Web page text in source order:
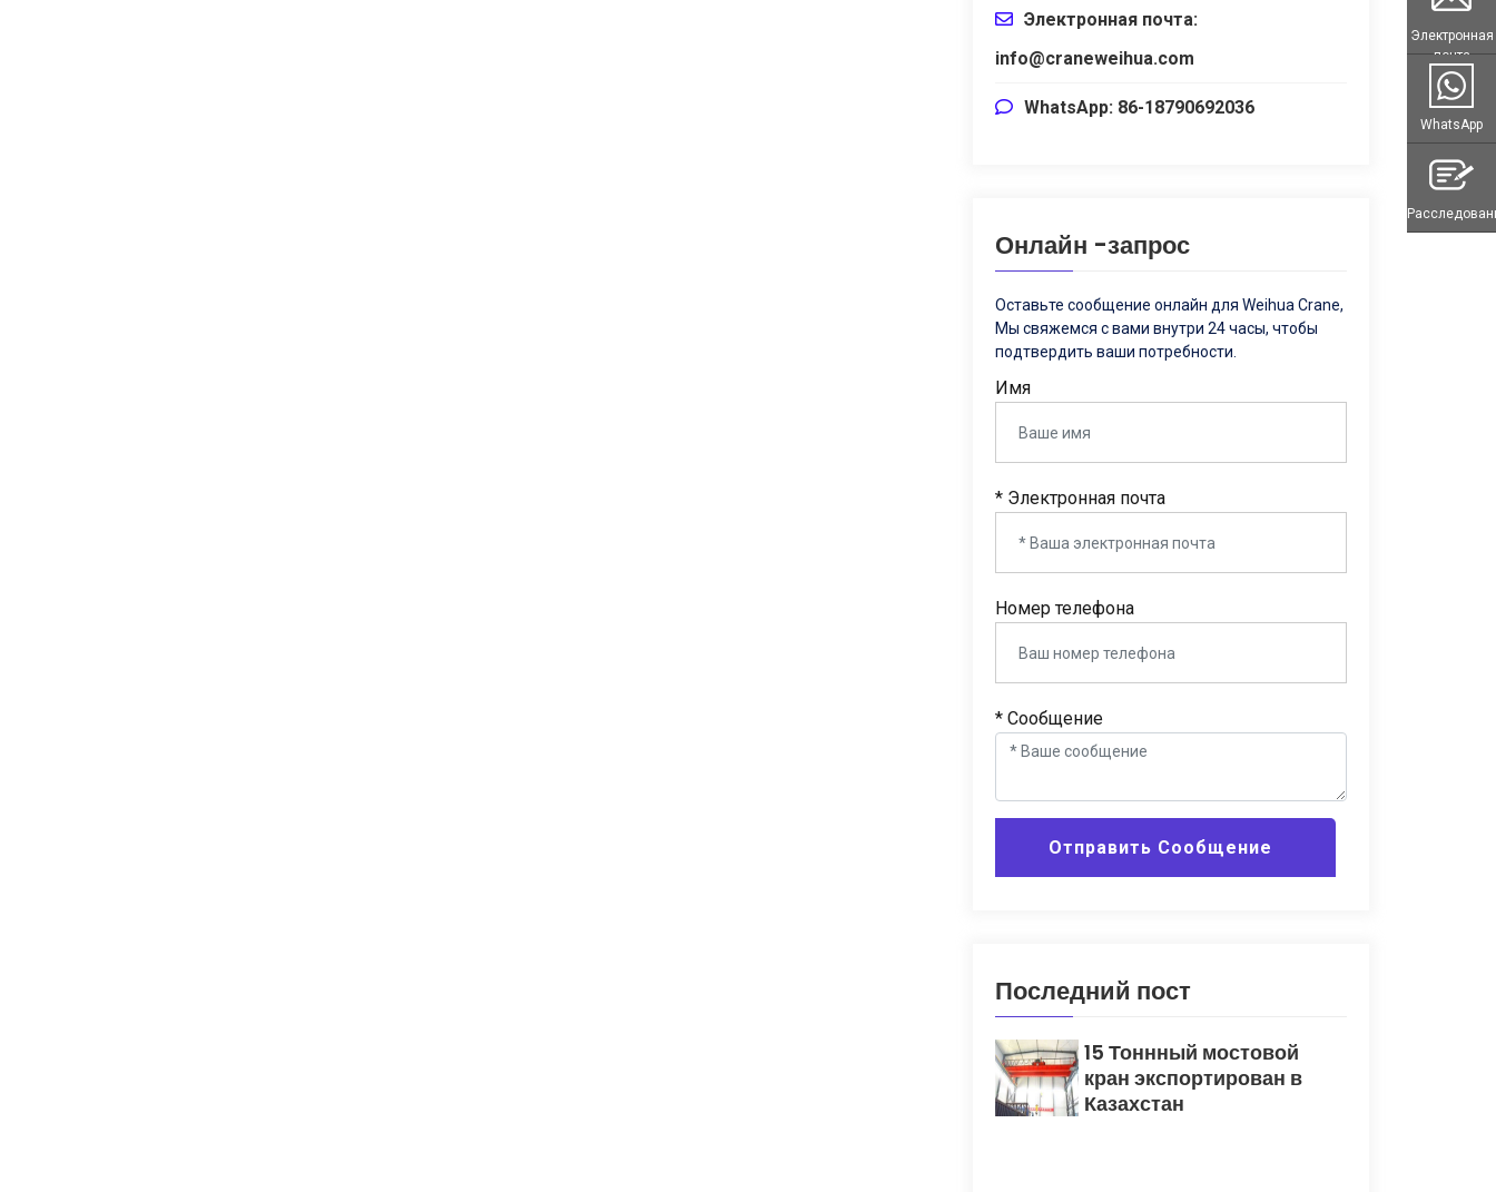
Электронная почта:
info@craneweihua.com
WhatsApp: 86-18790692036
Онлайн -запрос
Оставьте сообщение онлайн для Weihua Crane,
Мы свяжемся с вами внутри 24 часы, чтобы
подтвердить ваши потребности.
Имя
* Электронная почта
Номер телефона
* Сообщение
Отправить Сообщение
Последний пост
15 Тоннный мостовой
кран экспортирован в
Казахстан
Электронная
почта
WhatsApp